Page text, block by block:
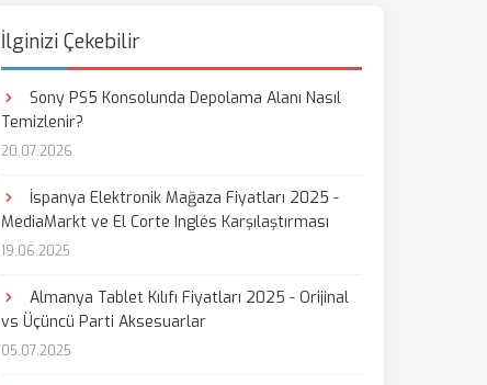
İlginizi Çekebilir
Sony PS5 Konsolunda Depolama Alanı Nasıl
Temizlenir?
20.07.2026
İspanya Elektronik Mağaza Fiyatları 2025 -
MediaMarkt ve El Corte Inglés Karşılaştırması
19.06.2025
Almanya Tablet Kılıfı Fiyatları 2025 - Orijinal
vs Üçüncü Parti Aksesuarlar
05.07.2025